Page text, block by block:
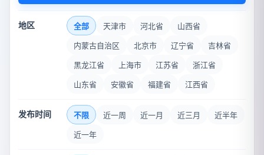
地区 全部 天津市 河北省
山西省
内蒙古自治区
北京市 辽宁省
吉林省
黑龙江省
上海市 江苏省
浙江省
山东省
安徽省 福建省 江西省
发布时间 不限 近一周 近一月 近三月
近半年
近一年